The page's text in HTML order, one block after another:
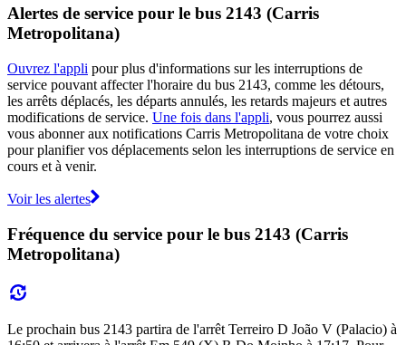
Alertes de service pour le bus 2143 (Carris
Metropolitana)
Ouvrez l'appli pour plus d'informations sur les interruptions de
service pouvant affecter l'horaire du bus 2143, comme les détours,
les arrêts déplacés, les départs annulés, les retards majeurs et autres
modifications de service. Une fois dans l'appli, vous pourrez aussi
vous abonner aux notifications Carris Metropolitana de votre choix
pour planifier vos déplacements selon les interruptions de service en
cours et à venir.
Voir les alertes
Fréquence du service pour le bus 2143 (Carris
Metropolitana)
Le prochain bus 2143 partira de l'arrêt Terreiro D João V (Palacio) à